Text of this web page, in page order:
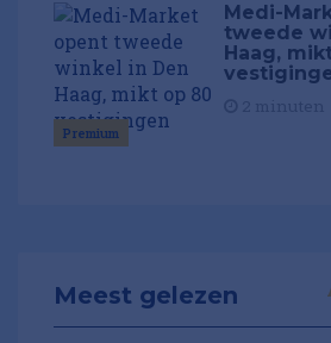
Premium
Medi-
tweede
Haag,
Meest gelezen